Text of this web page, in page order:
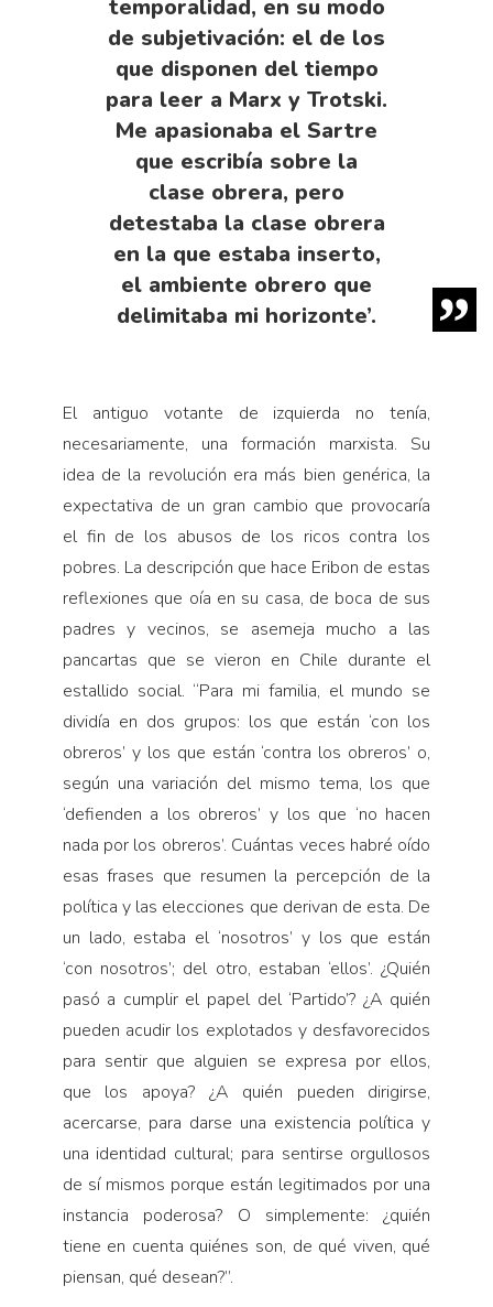
temporalidad, en su modo
de subjetivación: el de los
que disponen del tiempo
para leer a Marx y Trotski.
Me apasionaba el Sartre
que escribía sobre la
clase obrera, pero
detestaba la clase obrera
en la que estaba inserto,
el ambiente obrero que
delimitaba mi horizonte’.
El antiguo votante de izquierda no tenía,
necesariamente, una formación marxista. Su
idea de la revolución era más bien genérica, la
expectativa de un gran cambio que provocaría
el fin de los abusos de los ricos contra los
pobres. La descripción que hace Eribon de estas
reflexiones que oía en su casa, de boca de sus
padres y vecinos, se asemeja mucho a las
pancartas que se vieron en Chile durante el
estallido social. “Para mi familia, el mundo se
dividía en dos grupos: los que están ‘con los
obreros’ y los que están ‘contra los obreros’ o,
según una variación del mismo tema, los que
‘defienden a los obreros’ y los que ‘no hacen
nada por los obreros’. Cuántas veces habré oído
esas frases que resumen la percepción de la
política y las elecciones que derivan de esta. De
un lado, estaba el ‘nosotros’ y los que están
‘con nosotros’; del otro, estaban ‘ellos’. ¿Quién
pasó a cumplir el papel del ‘Partido’? ¿A quién
pueden acudir los explotados y desfavorecidos
para sentir que alguien se expresa por ellos,
que los apoya? ¿A quién pueden dirigirse,
acercarse, para darse una existencia política y
una identidad cultural; para sentirse orgullosos
de sí mismos porque están legitimados por una
instancia poderosa? O simplemente: ¿quién
tiene en cuenta quiénes son, de qué viven, qué
piensan, qué desean?”.